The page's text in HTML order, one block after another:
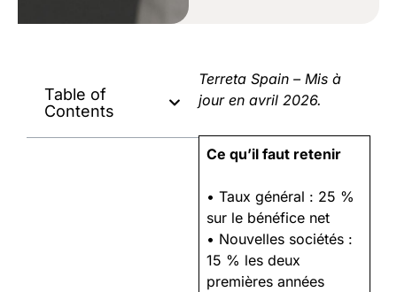
Table of
Contents
Terreta Spain – Mis à
jour en avril 2026.
Ce qu’il faut retenir
• Taux général : 25 %
sur le bénéfice net
• Nouvelles sociétés :
15 % les deux
premières années